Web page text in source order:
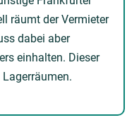
räumt der Vermieter
dabei aber
einhalten. Dieser